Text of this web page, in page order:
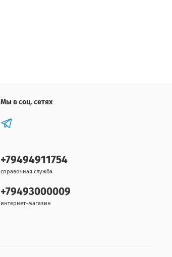
Мы в соц. сетях
+79494911754
справочная служба
+79493000009
интернет-магазин